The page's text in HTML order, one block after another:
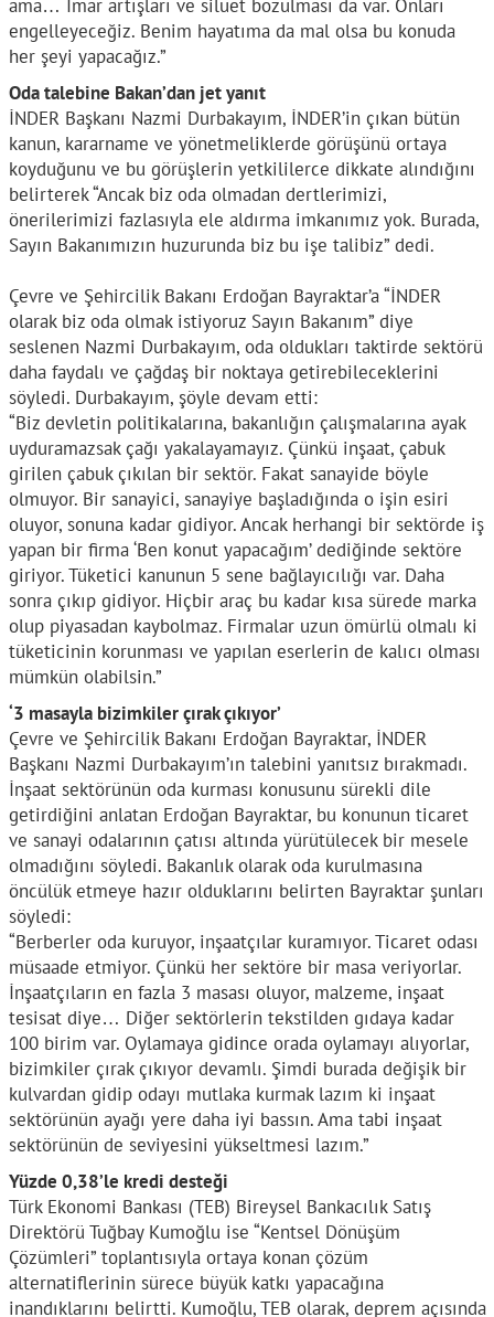
ama… İmar artışları ve siluet bozulması da var. Onları
engelleyeceğiz. Benim hayatıma da mal olsa bu konuda
her şeyi yapacağız.”
Oda talebine Bakan’dan jet yanıt
İNDER Başkanı Nazmi Durbakayım, İNDER’in çıkan bütün
kanun, kararname ve yönetmeliklerde görüşünü ortaya
koyduğunu ve bu görüşlerin yetkililerce dikkate alındığını
belirterek “Ancak biz oda olmadan dertlerimizi,
önerilerimizi fazlasıyla ele aldırma imkanımız yok. Burada,
Sayın Bakanımızın huzurunda biz bu işe talibiz” dedi.
Çevre ve Şehircilik Bakanı Erdoğan Bayraktar’a “İNDER
olarak biz oda olmak istiyoruz Sayın Bakanım” diye
seslenen Nazmi Durbakayım, oda oldukları taktirde sektörü
daha faydalı ve çağdaş bir noktaya getirebileceklerini
söyledi. Durbakayım, şöyle devam etti:
“Biz devletin politikalarına, bakanlığın çalışmalarına ayak
uyduramazsak çağı yakalayamayız. Çünkü inşaat, çabuk
girilen çabuk çıkılan bir sektör. Fakat sanayide böyle
olmuyor. Bir sanayici, sanayiye başladığında o işin esiri
oluyor, sonuna kadar gidiyor. Ancak herhangi bir sektörde iş
yapan bir firma ‘Ben konut yapacağım’ dediğinde sektöre
giriyor. Tüketici kanunun 5 sene bağlayıcılığı var. Daha
sonra çıkıp gidiyor. Hiçbir araç bu kadar kısa sürede marka
olup piyasadan kaybolmaz. Firmalar uzun ömürlü olmalı ki
tüketicinin korunması ve yapılan eserlerin de kalıcı olması
mümkün olabilsin.”
‘3 masayla bizimkiler çırak çıkıyor’
Çevre ve Şehircilik Bakanı Erdoğan Bayraktar, İNDER
Başkanı Nazmi Durbakayım’ın talebini yanıtsız bırakmadı.
İnşaat sektörünün oda kurması konusunu sürekli dile
getirdiğini anlatan Erdoğan Bayraktar, bu konunun ticaret
ve sanayi odalarının çatısı altında yürütülecek bir mesele
olmadığını söyledi. Bakanlık olarak oda kurulmasına
öncülük etmeye hazır olduklarını belirten Bayraktar şunları
söyledi:
“Berberler oda kuruyor, inşaatçılar kuramıyor. Ticaret odası
müsaade etmiyor. Çünkü her sektöre bir masa veriyorlar.
İnşaatçıların en fazla 3 masası oluyor, malzeme, inşaat
tesisat diye… Diğer sektörlerin tekstilden gıdaya kadar
100 birim var. Oylamaya gidince orada oylamayı alıyorlar,
bizimkiler çırak çıkıyor devamlı. Şimdi burada değişik bir
kulvardan gidip odayı mutlaka kurmak lazım ki inşaat
sektörünün ayağı yere daha iyi bassın. Ama tabi inşaat
sektörünün de seviyesini yükseltmesi lazım.”
Yüzde 0,38’le kredi desteği
Türk Ekonomi Bankası (TEB) Bireysel Bankacılık Satış
Direktörü Tuğbay Kumoğlu ise “Kentsel Dönüşüm
Çözümleri” toplantısıyla ortaya konan çözüm
alternatiflerinin sürece büyük katkı yapacağına
inandıklarını belirtti. Kumoğlu, TEB olarak, deprem açısında